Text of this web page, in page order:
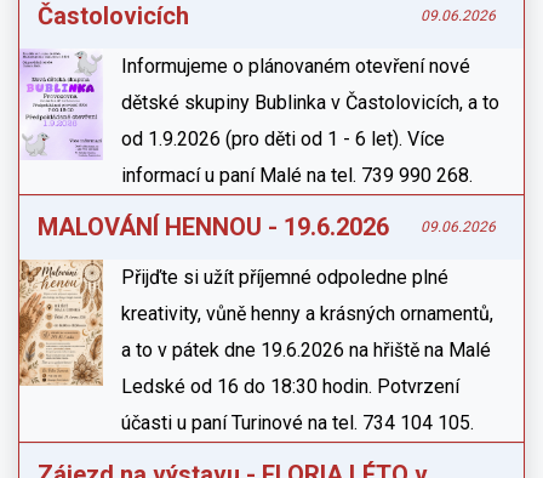
Častolovicích
09.06.2026
Informujeme o plánovaném otevření nové
dětské skupiny Bublinka v Častolovicích, a to
od 1.9.2026 (pro děti od 1 - 6 let). Více
informací u paní Malé na tel. 739 990 268.
MALOVÁNÍ HENNOU - 19.6.2026 09.06.2026
Přijďte si užít příjemné odpoledne plné
kreativity, vůně henny a krásných ornamentů,
a to v pátek dne 19.6.2026 na hřiště na Malé
Ledské od 16 do 18:30 hodin. Potvrzení
účasti u paní Turinové na tel. 734 104 105.